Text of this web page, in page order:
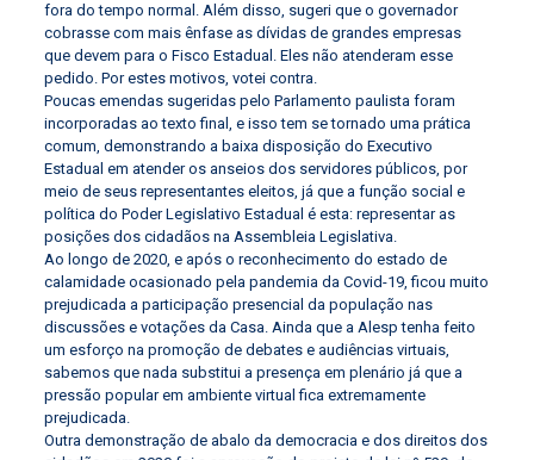
fora do tempo normal. Além disso, sugeri que o governador
cobrasse com mais ênfase as dívidas de grandes empresas
que devem para o Fisco Estadual. Eles não atenderam esse
pedido. Por estes motivos, votei contra.
Poucas emendas sugeridas pelo Parlamento paulista foram
incorporadas ao texto final, e isso tem se tornado uma prática
comum, demonstrando a baixa disposição do Executivo
Estadual em atender os anseios dos servidores públicos, por
meio de seus representantes eleitos, já que a função social e
política do Poder Legislativo Estadual é esta: representar as
posições dos cidadãos na Assembleia Legislativa.
Ao longo de 2020, e após o reconhecimento do estado de
calamidade ocasionado pela pandemia da Covid-19, ficou muito
prejudicada a participação presencial da população nas
discussões e votações da Casa. Ainda que a Alesp tenha feito
um esforço na promoção de debates e audiências virtuais,
sabemos que nada substitui a presença em plenário já que a
pressão popular em ambiente virtual fica extremamente
prejudicada.
Outra demonstração de abalo da democracia e dos direitos dos